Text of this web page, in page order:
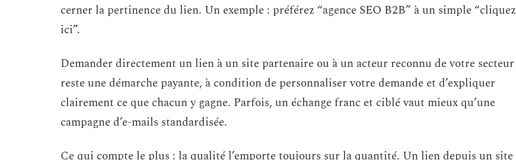
cerner la pertinence du lien. Un exemple : préférez “agence SEO B2B” à un simple “cliquez
ici”.
Demander directement un lien à un site partenaire ou à un acteur reconnu de votre secteur
reste une démarche payante, à condition de personnaliser votre demande et d’expliquer
clairement ce que chacun y gagne. Parfois, un échange franc et ciblé vaut mieux qu’une
campagne d’e-mails standardisée.
Ce qui compte le plus : la qualité l’emporte toujours sur la quantité. Un lien depuis un site